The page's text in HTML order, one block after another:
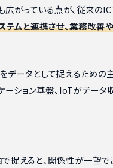
広がっている点が、従来の
ムと連携させ、業務改善
データとして捉えるための
ーション基盤、IoTがデータ
えると、関係性が一望で